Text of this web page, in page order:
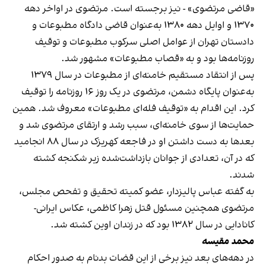
«قاضی مرتضوی» - نیز برجسته است. مرتضوی در اواخر دهه
۱۳۷۰ و اوایل دهه ۱۳۸۰ به‌عنوان قاضی دادگاه مطبوعات و
دادستان تهران از عوامل اصلی سرکوب مطبوعات و توقیف
روزنامه‌ها بود و به «قصاب مطبوعات» مشهور شد.
پس از انتقاد مستقیم خامنه‌ای از مطبوعات در سال ۱۳۷۹
به‌عنوان پایگاه دشمن، مرتضوی در یک روز ۱۶ روزنامه را توقیف
کرد. این اقدام به «توقیف فله‌ای مطبوعات» معروف شد. همین
حمایت‌ها از سوی خامنه‌ای، سبب رشد و ارتقای مرتضوی شد و
بعدها به دست داشتن او در فاجعه کهریزک در سال ۸۸ انجامید
که در آن، تعدادی از جوانان بازداشت‌شده زیر شکنجه کشته
شدند.
به گفته عباس پالیزدار، عضو کمیته تحقیق و تفحص مجلس،
مرتضوی همچنین مسئول قتل زهرا کاظمی، عکاس ایرانی-
کانادایی در سال ۱۳۸۲ بود که در زندان اوین کشته شد.
محمد مقیسه
در دهه‌های بعد نیز برخی از این قضات بدنام به صدور احکام